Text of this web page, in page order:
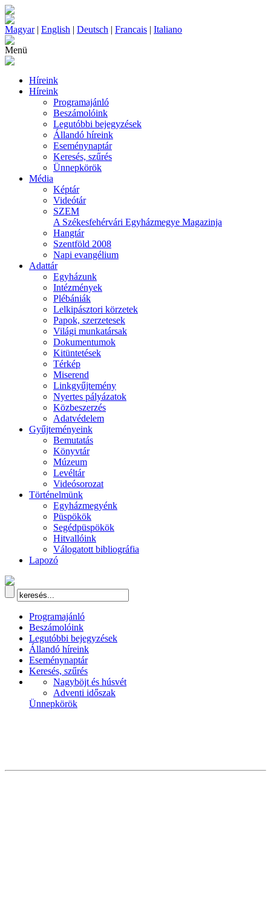
Magyar| English | Deutsch | Francais | Italiano
Menü
Híreink
Híreink
Programajánló
Beszámolóink
Legutóbbi bejegyzések
Állandó híreink
Eseménynaptár
Keresés, szűrés
Ünnepkörök
Média
Képtár
Videótár
SZEM
A Székesfehérvári Egyházmegye Magazinja
Hangtár
Szentföld 2008
Napi evangélium
Adattár
Egyházunk
Intézmények
Plébániák
Lelkipásztori körzetek
Papok, szerzetesek
Világi munkatársak
Dokumentumok
Kitüntetések
Térkép
Miserend
Linkgyűjtemény
Nyertes pályázatok
Közbeszerzés
Adatvédelem
Gyűjteményeink
Bemutatás
Könyvtár
Múzeum
Levéltár
Videósorozat
Történelmünk
Egyházmegyénk
Püspökök
Segédpüspökök
Hitvallóink
Válogatott bibliográfia
Lapozó
Programajánló
Beszámolóink
Legutóbbi bejegyzések
Állandó híreink
Eseménynaptár
Keresés, szűrés
Nagyböjt és húsvét
Adventi időszak
Ünnepkörök